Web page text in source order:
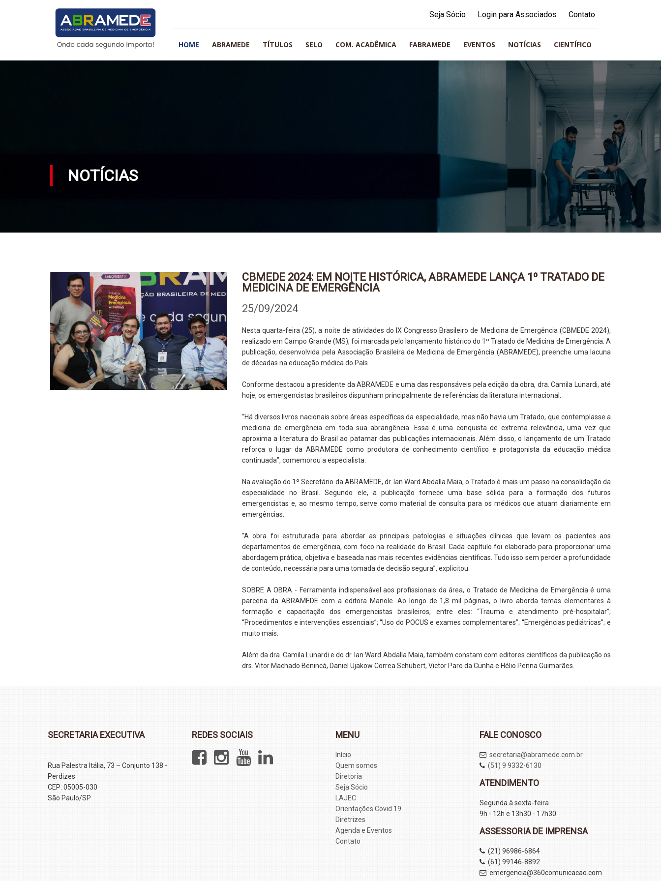
Seja Sócio Login para Associados Contato
HOME ABRAMEDE TÍTULOS SELO COM. ACADÊMICA FABRAMEDE EVENTOS NOTÍCIAS CIENTÍFICO
NOTÍCIAS
CBMEDE 2024: EM NOITE HISTÓRICA, ABRAMEDE LANÇA 1º TRATADO DE
MEDICINA DE EMERGÊNCIA
25/09/2024
Nesta quarta-feira (25), a noite de atividades do IX Congresso Brasileiro de Medicina de Emergência (CBMEDE 2024),
realizado em Campo Grande (MS), foi marcada pelo lançamento histórico do 1º Tratado de Medicina de Emergência. A
publicação, desenvolvida pela Associação Brasileira de Medicina de Emergência (ABRAMEDE), preenche uma lacuna
de décadas na educação médica do País.
Conforme destacou a presidente da ABRAMEDE e uma das responsáveis pela edição da obra, dra. Camila Lunardi, até
hoje, os emergencistas brasileiros dispunham principalmente de referências da literatura internacional.
“Há diversos livros nacionais sobre áreas específicas da especialidade, mas não havia um Tratado, que contemplasse a
medicina de emergência em toda sua abrangência. Essa é uma conquista de extrema relevância, uma vez que
aproxima a literatura do Brasil ao patamar das publicações internacionais. Além disso, o lançamento de um Tratado
reforça o lugar da ABRAMEDE como produtora de conhecimento científico e protagonista da educação médica
continuada”, comemorou a especialista.
Na avaliação do 1º Secretário da ABRAMEDE, dr. Ian Ward Abdalla Maia, o Tratado é mais um passo na consolidação da
especialidade no Brasil. Segundo ele, a publicação fornece uma base sólida para a formação dos futuros
emergencistas e, ao mesmo tempo, serve como material de consulta para os médicos que atuam diariamente em
emergências.
“A obra foi estruturada para abordar as principais patologias e situações clínicas que levam os pacientes aos
departamentos de emergência, com foco na realidade do Brasil. Cada capítulo foi elaborado para proporcionar uma
abordagem prática, objetiva e baseada nas mais recentes evidências científicas. Tudo isso sem perder a profundidade
de conteúdo, necessária para uma tomada de decisão segura”, explicitou.
SOBRE A OBRA - Ferramenta indispensável aos profissionais da área, o Tratado de Medicina de Emergência é uma
parceria da ABRAMEDE com a editora Manole. Ao longo de 1,8 mil páginas, o livro aborda temas elementares à
formação e capacitação dos emergencistas brasileiros, entre eles: “Trauma e atendimento pré-hospitalar”;
“Procedimentos e intervenções essenciais”; “Uso do POCUS e exames complementares”; “Emergências pediátricas”; e
muito mais.
Além da dra. Camila Lunardi e do dr. Ian Ward Abdalla Maia, também constam com editores científicos da publicação os
drs. Vitor Machado Benincá, Daniel Ujakow Correa Schubert, Victor Paro da Cunha e Hélio Penna Guimarães.
SECRETARIA EXECUTIVA
Rua Palestra Itália, 73 – Conjunto 138 -
Perdizes
CEP: 05005-030
São Paulo/SP
REDES SOCIAIS MENU
Início
Quem somos
Diretoria
Seja Sócio
LAJEC
Orientações Covid 19
Diretrizes
Agenda e Eventos
Contato
FALE CONOSCO
secretaria@abramede.com.br
(51) 9 9332-6130
ATENDIMENTO
Segunda à sexta-feira
9h - 12h e 13h30 - 17h30
ASSESSORIA DE IMPRENSA
(21) 96986-6864
(61) 99146-8892
emergencia@360comunicacao.com